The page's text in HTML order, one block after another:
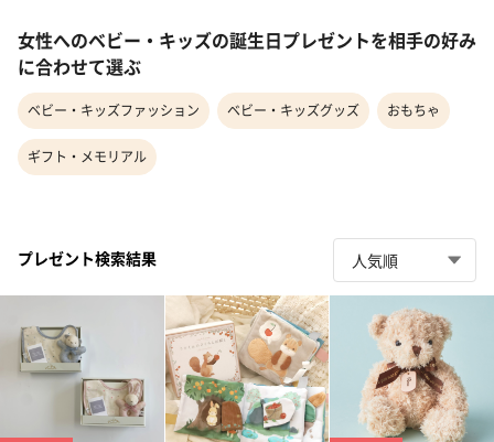
女性へのベビー・キッズの誕生日プレゼントを相手の好み
に合わせて選ぶ
ベビー・キッズファッション ベビー・キッズグッズ おもちゃ
ギフト・メモリアル
プレゼント検索結果